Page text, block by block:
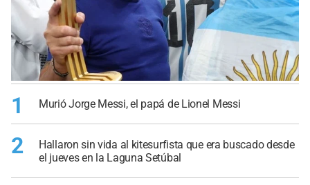
1 Murió Jorge Messi, el papá de Lionel Messi
2
Hallaron sin vida al kitesurfista que era buscado desde
el jueves en la Laguna Setúbal